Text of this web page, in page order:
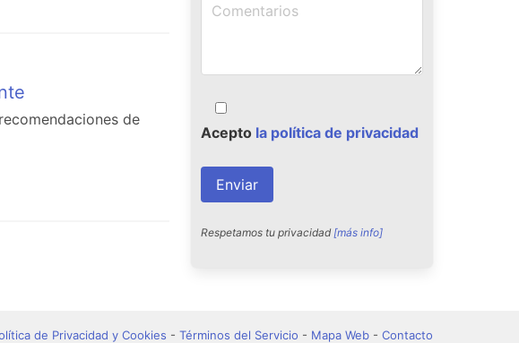
de
Acepto la política de privacidad
Respetamos tu privacidad [más info]
de Privacidad y Cookies - Términos del Servicio - Mapa Web - Contacto